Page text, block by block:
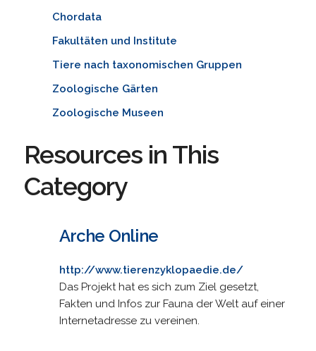
Chordata
Fakultäten und Institute
Tiere nach taxonomischen Gruppen
Zoologische Gärten
Zoologische Museen
Resources in This
Category
Arche Online
http://www.tierenzyklopaedie.de/
Das Projekt hat es sich zum Ziel gesetzt,
Fakten und Infos zur Fauna der Welt auf einer
Internetadresse zu vereinen.